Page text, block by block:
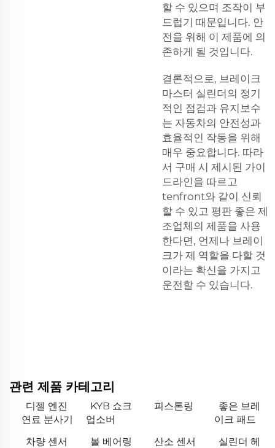
할 수 있으며 조작이 부
드럽기 때문입니다. 안
전을 위해 이 제품에 의
존하게 될 것입니다.
결론적으로, 브레이크
마스터 실린더의 정기
적인 점검과 유지보수
는 자동차의 안전성과
효율적인 작동을 위해
매우 중요합니다. 따라
서 구매 시 제시된 가이
드라인을 따르고
tenfront와 같이 신뢰
할 수 있고 평판 좋은 제
조업체의 제품을 사용
한다면, 언제나 브레이
크가 제 역할을 다할 것
이라는 확신을 가지고
운전할 수 있습니다.
관련 제품 카테고리
디젤 엔진
연료 분사기
KYB 쇼크
업소버
피스톤링
좋은 브레
이크 패드
차량 센서
볼 베어링
산소 센서
실린더 헤